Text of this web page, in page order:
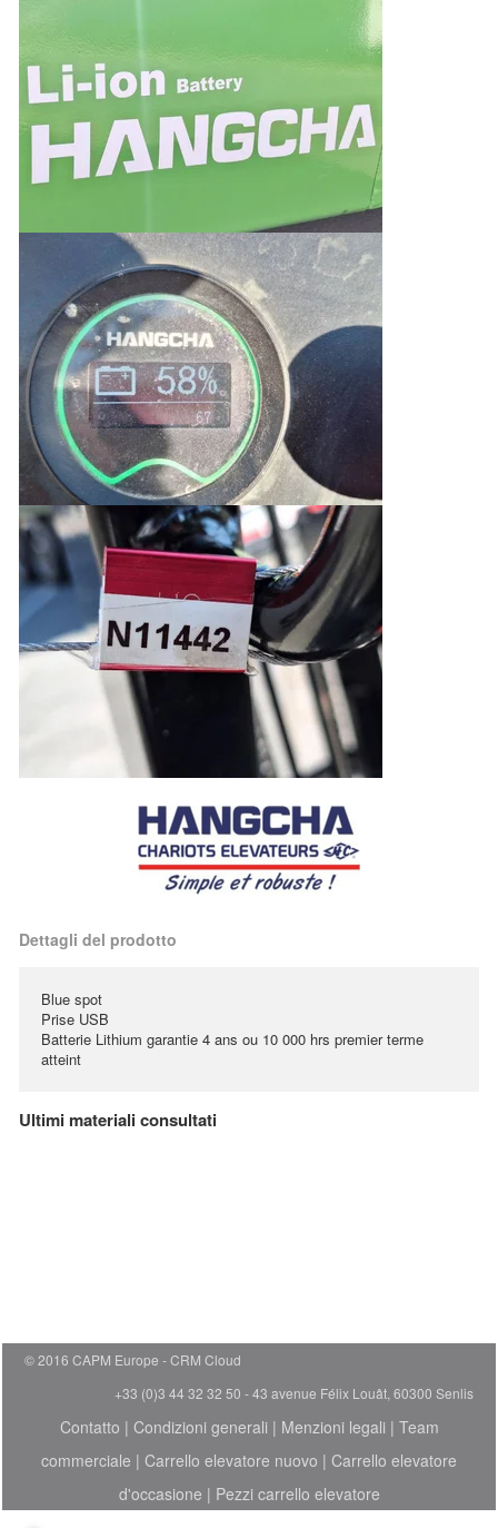
Dettagli del prodotto
Blue spot
Prise USB
Batterie Lithium garantie 4 ans ou 10 000 hrs premier terme
atteint
Ultimi materiali consultati
© 2016 CAPM Europe
CRM Cloud
+33 (0)3 44 32 32 50 - 43 avenue Félix Louât, 60300 Senlis
Contatto | Condizioni generali| Menzioni legali| Team
commerciale | Carrello elevatore nuovo | Carrello elevatore
d'occasione | Pezzi carrello elevatore